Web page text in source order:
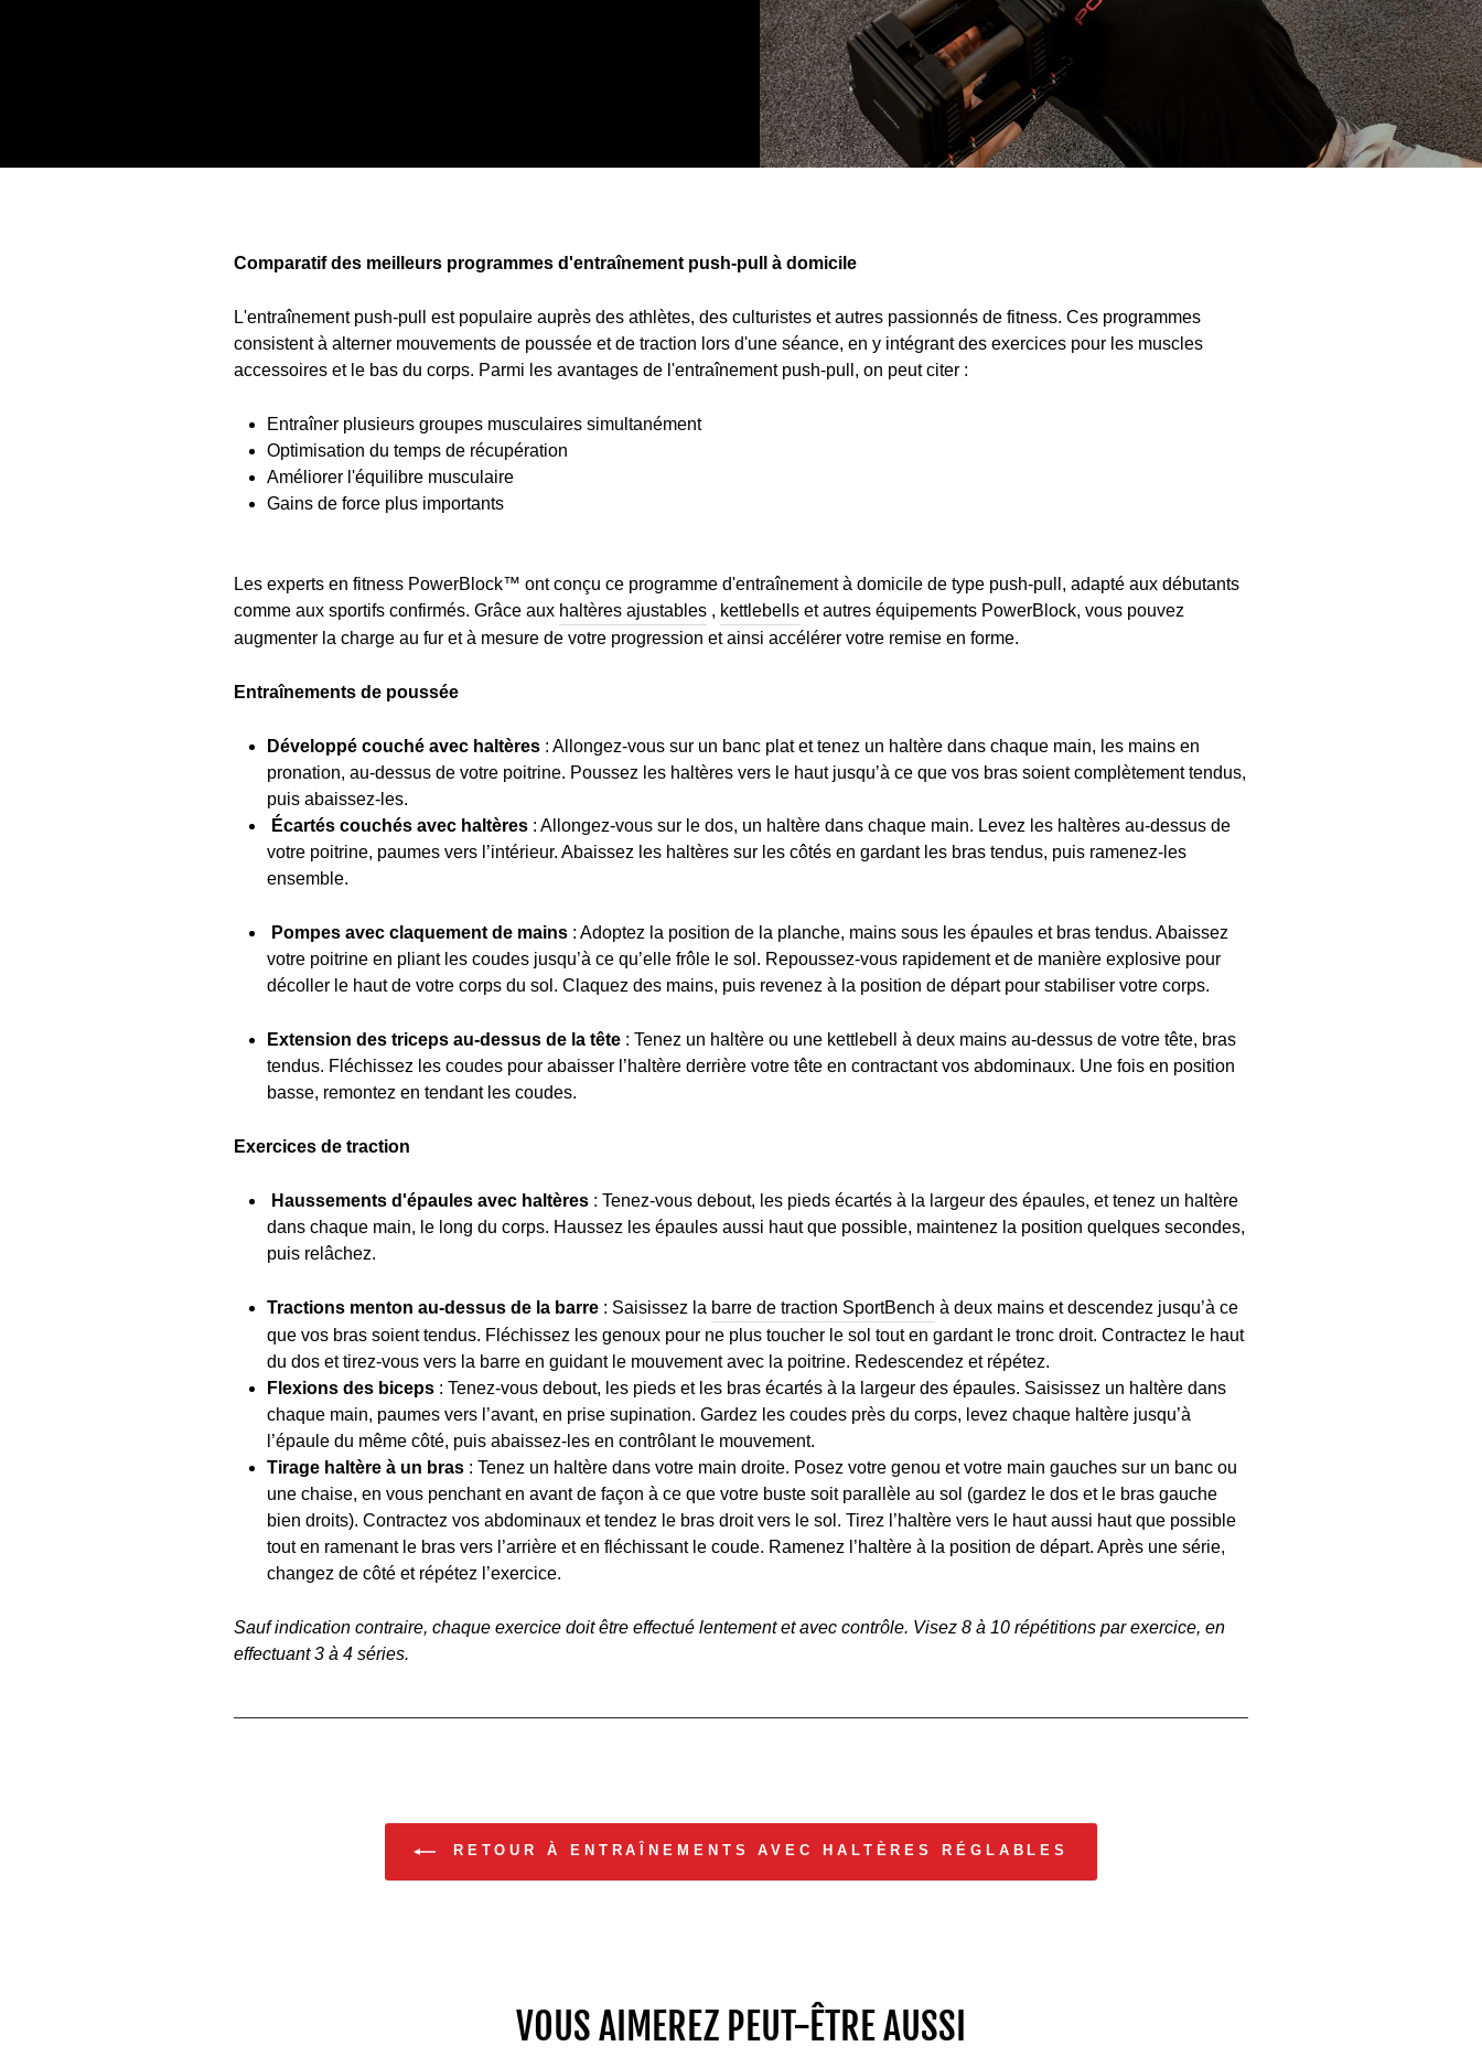
Comparatif des meilleurs programmes d'entraînement push-pull à domicile
L'entraînement push-pull est populaire auprès des athlètes, des culturistes et autres passionnés de fitness. Ces programmes
consistent à alterner mouvements de poussée et de traction lors d'une séance, en y intégrant des exercices pour les muscles
accessoires et le bas du corps. Parmi les avantages de l'entraînement push-pull, on peut citer :
Entraîner plusieurs groupes musculaires simultanément
Optimisation du temps de récupération
Améliorer l'équilibre musculaire
Gains de force plus importants
Les experts en fitness PowerBlock™ ont conçu ce programme d'entraînement à domicile de type push-pull, adapté aux débutants
comme aux sportifs confirmés. Grâce aux haltères ajustables , kettlebells et autres équipements PowerBlock, vous pouvez
augmenter la charge au fur et à mesure de votre progression et ainsi accélérer votre remise en forme.
Entraînements de poussée
Développé couché avec haltères : Allongez-vous sur un banc plat et tenez un haltère dans chaque main, les mains en
pronation, au-dessus de votre poitrine. Poussez les haltères vers le haut jusqu’à ce que vos bras soient complètement tendus,
puis abaissez-les.
Écartés couchés avec haltères : Allongez-vous sur le dos, un haltère dans chaque main. Levez les haltères au-dessus de
votre poitrine, paumes vers l’intérieur. Abaissez les haltères sur les côtés en gardant les bras tendus, puis ramenez-les
ensemble.
Pompes avec claquement de mains : Adoptez la position de la planche, mains sous les épaules et bras tendus. Abaissez
votre poitrine en pliant les coudes jusqu’à ce qu’elle frôle le sol. Repoussez-vous rapidement et de manière explosive pour
décoller le haut de votre corps du sol. Claquez des mains, puis revenez à la position de départ pour stabiliser votre corps.
Extension des triceps au-dessus de la tête : Tenez un haltère ou une kettlebell à deux mains au-dessus de votre tête, bras
tendus. Fléchissez les coudes pour abaisser l’haltère derrière votre tête en contractant vos abdominaux. Une fois en position
basse, remontez en tendant les coudes.
Exercices de traction
Haussements d'épaules avec haltères : Tenez-vous debout, les pieds écartés à la largeur des épaules, et tenez un haltère
dans chaque main, le long du corps. Haussez les épaules aussi haut que possible, maintenez la position quelques secondes,
puis relâchez.
Tractions menton au-dessus de la barre : Saisissez la barre de traction SportBench à deux mains et descendez jusqu’à ce
que vos bras soient tendus. Fléchissez les genoux pour ne plus toucher le sol tout en gardant le tronc droit. Contractez le haut
du dos et tirez-vous vers la barre en guidant le mouvement avec la poitrine. Redescendez et répétez.
Flexions des biceps : Tenez-vous debout, les pieds et les bras écartés à la largeur des épaules. Saisissez un haltère dans
chaque main, paumes vers l’avant, en prise supination. Gardez les coudes près du corps, levez chaque haltère jusqu’à
l’épaule du même côté, puis abaissez-les en contrôlant le mouvement.
Tirage haltère à un bras : Tenez un haltère dans votre main droite. Posez votre genou et votre main gauches sur un banc ou
une chaise, en vous penchant en avant de façon à ce que votre buste soit parallèle au sol (gardez le dos et le bras gauche
bien droits). Contractez vos abdominaux et tendez le bras droit vers le sol. Tirez l’haltère vers le haut aussi haut que possible
tout en ramenant le bras vers l’arrière et en fléchissant le coude. Ramenez l’haltère à la position de départ. Après une série,
changez de côté et répétez l’exercice.
Sauf indication contraire, chaque exercice doit être effectué lentement et avec contrôle. Visez 8 à 10 répétitions par exercice, en
effectuant 3 à 4 séries.
RETOUR À ENTRAÎNEMENTS AVEC HALTÈRES RÉGLABLES
VOUS AIMEREZ PEUT-ÊTRE AUSSI